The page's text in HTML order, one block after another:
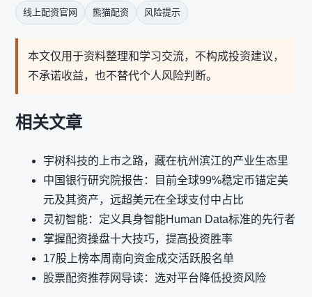
线上配资官网 熊猫配资 风险提示
本文仅用于资料整理和学习交流，不构成投资建议，
不承诺收益，也不替代个人风险判断。
相关文章
宇树科技的上市之路，藏在杭州滨江的产业生态里
中国银行研究院报告：目前全球99%稳定币锚定美
元及其资产，远超美元在全球支付中占比
灵初智能：定义具身智能Human Data标准的先行者
掌握配资操盘十大技巧，提高投资胜率
17股上榜本周南向资金成交活跃股名单
股票配资推荐网导读：选对平台降低投资风险